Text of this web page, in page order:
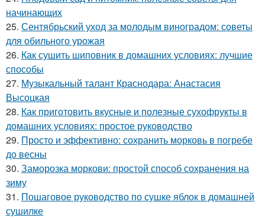
начинающих
25. Сентябрьский уход за молодым виноградом: советы
для обильного урожая
26. Как сушить шиповник в домашних условиях: лучшие
способы
27. Музыкальный талант Краснодара: Анастасия
Высоцкая
28. Как приготовить вкусные и полезные сухофрукты в
домашних условиях: простое руководство
29. Просто и эффективно: сохранить морковь в погребе
до весны
30. Заморозка моркови: простой способ сохранения на
зиму
31. Пошаговое руководство по сушке яблок в домашней
сушилке